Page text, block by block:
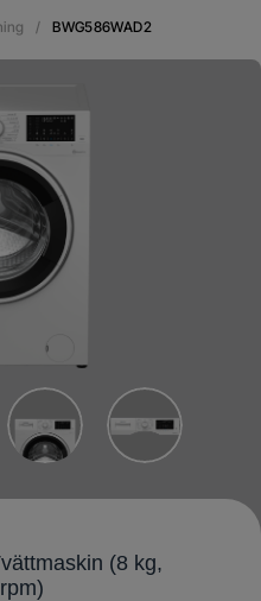
/ BWG586WAD2
(8 kg,